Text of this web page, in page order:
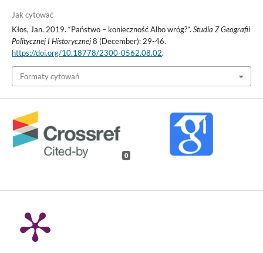
Jak cytować
Kłos, Jan. 2019. “Państwo – konieczność Albo wróg?”. Studia Z Geografii
Politycznej I Historycznej8 (December): 29-46.
https://doi.org/10.18778/2300-0562.08.02.
Formaty cytowań
0